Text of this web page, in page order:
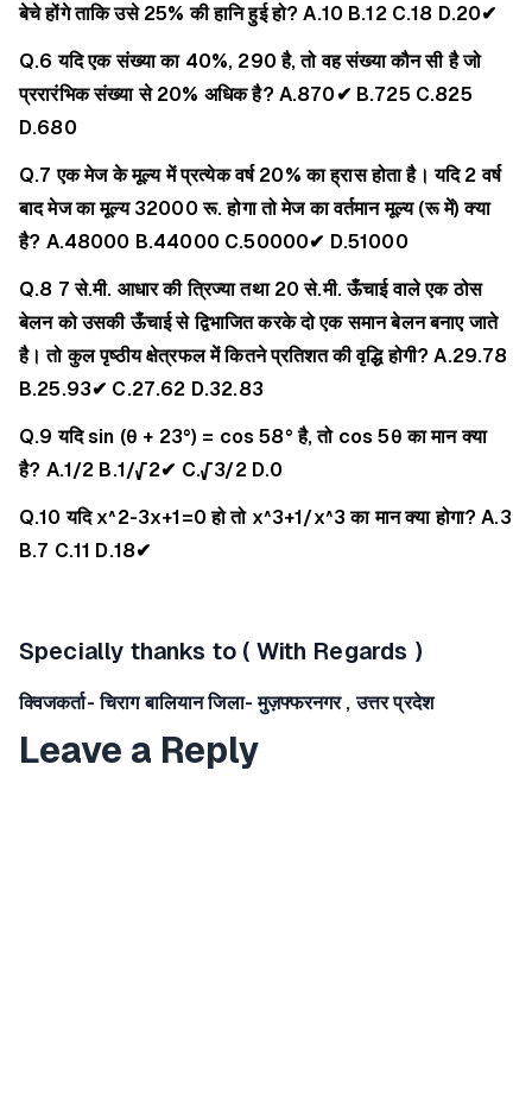
बेचे होंगे ताकि उसे 25% की हानि हुई हो? A.10 B.12 C.18 D.20✔
Q.6 यदि एक संख्या का 40%, 290 है, तो वह संख्या कौन सी है जो
प्ररारंभिक संख्या से 20% अधिक है? A.870✔ B.725 C.825
D.680
Q.7 एक मेज के मूल्य में प्रत्येक वर्ष 20% का ह्रास होता है। यदि 2 वर्ष
बाद मेज का मूल्य 32000 रू. होगा तो मेज का वर्तमान मूल्य (रू में) क्या
है? A.48000 B.44000 C.50000✔ D.51000
Q.8 7 से.मी. आधार की त्रिज्या तथा 20 से.मी. ऊँचाई वाले एक ठोस
बेलन को उसकी ऊँचाई से द्विभाजित करके दो एक समान बेलन बनाए जाते
है। तो कुल पृष्ठीय क्षेत्रफल में कितने प्रतिशत की वृद्धि होगी? A.29.78
B.25.93✔ C.27.62 D.32.83
Q.9 यदि sin (θ + 23°) = cos 58° है, तो cos 5θ का मान क्या
है? A.1/2 B.1/√2✔ C.√3/2 D.0
Q.10 यदि x^2-3x+1=0 हो तो x^3+1/x^3 का मान क्या होगा? A.3
B.7 C.11 D.18✔
Specially thanks to ( With Regards )
क्विजकर्ता- चिराग बालियान जिला- मुज़फ्फरनगर , उत्तर प्रदेश
Leave a Reply